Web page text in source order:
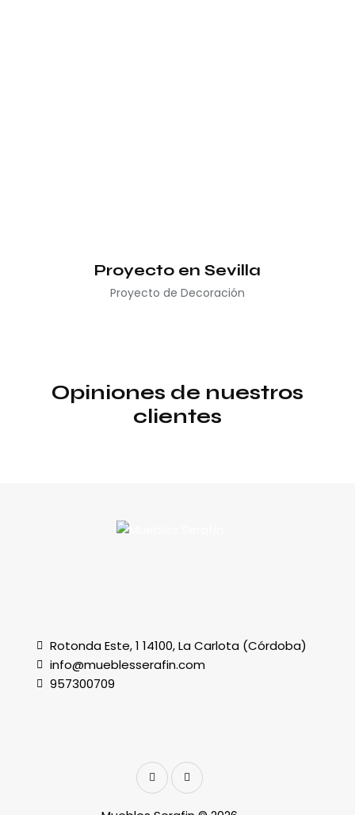
Proyecto en Sevilla
Proyecto de Decoración
Opiniones de nuestros
clientes
Rotonda Este, 1 14100, La Carlota (Córdoba)
info@mueblesserafin.com
957300709